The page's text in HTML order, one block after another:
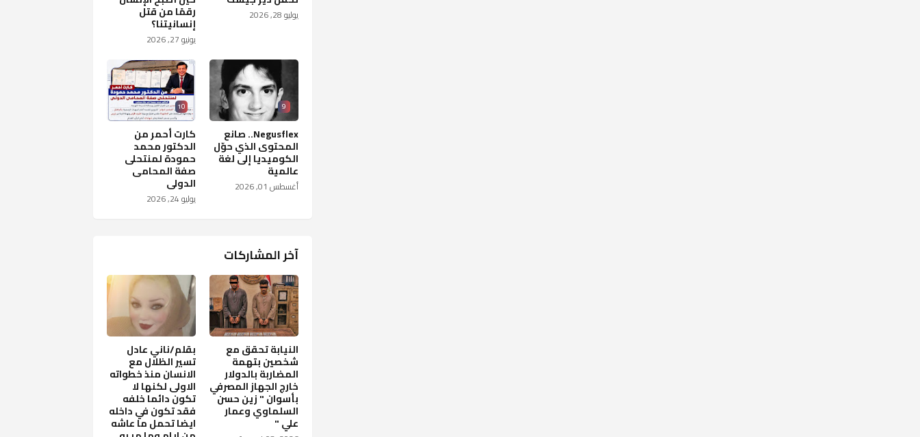
يوليو 28, 2026 رقمًا من قتل
إنسانيتنا؟
يونيو 27, 2026
9
Negusflex.. صانع
المحتوى الذي حوّل
الكوميديا إلى لغة
عالمية
أغسطس 01, 2026
10
كارت أحمر من
الدكتور محمد
حمودة لمنتحلى
صفة المحامى
الدولى
يوليو 24, 2026
آخر المشاركات
النيابة تحقق مع
شخصين بتهمة
المضاربة بالدولار
خارج الجهاز المصرفي
بأسوان " زين حسن
السلماوي وعمار
علي "
بقلم/ناني عادل
تسير الظلال مع
الانسان منذ خطواته
الاولى لكنها لا
تكون دائما خلفه
فقد تكون في داخله
ايضا تحمل ما عاشه